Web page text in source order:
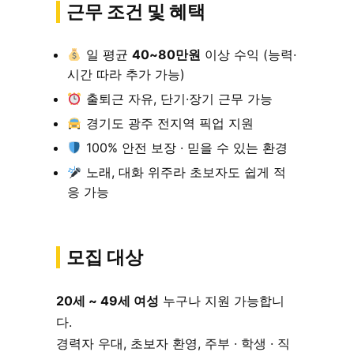
근무 조건 및 혜택
일 평균 40~80만원 이상 수익 (능력·
시간 따라 추가 가능)
출퇴근 자유, 단기·장기 근무 가능
경기도 광주 전지역 픽업 지원
100% 안전 보장 · 믿을 수 있는 환경
노래, 대화 위주라 초보자도 쉽게 적
응 가능
모집 대상
20세 ~ 49세 여성 누구나 지원 가능합니
다.
경력자 우대, 초보자 환영, 주부 · 학생 · 직